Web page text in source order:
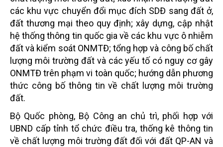
các khu vực chuyển đổi mục đích SDĐ sang đất ở,
đất thương mại theo quy định; xây dựng, cập nhật
hệ thống thông tin quốc gia về các khu vực ô nhiễm
đất và kiểm soát ONMTĐ; tổng hợp và công bố chất
lượng môi trường đất và các yếu tố có nguy cơ gây
ONMTĐ trên phạm vi toàn quốc; hướng dẫn phương
thức công bố thông tin về chất lượng môi trường
đất.
Bộ Quốc phòng, Bộ Công an chủ trì, phối hợp với
UBND cấp tỉnh tổ chức điều tra, thống kê thông tin
về chất lượng môi trường đất đối với đất QP-AN và